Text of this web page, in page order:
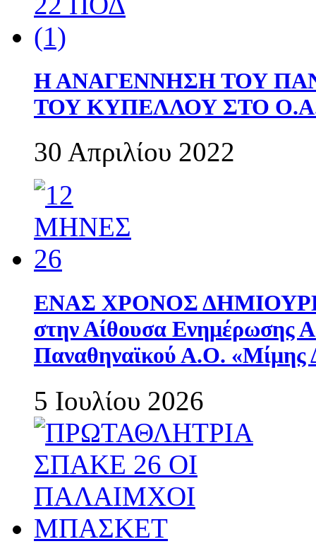
Η ΑΝΑΓΕΝΝΗΣΗ ΤΟΥ
ΤΟΥ ΚΥΠΕΛΛΟΥ ΣΤΟ
30 Απριλίου 2022
ΕΝΑΣ ΧΡΟΝΟΣ
στην Αίθουσα Ενημέρωσης
Παναθηναϊκού Α.Ο. «Μίμης
5 Ιουλίου 2026